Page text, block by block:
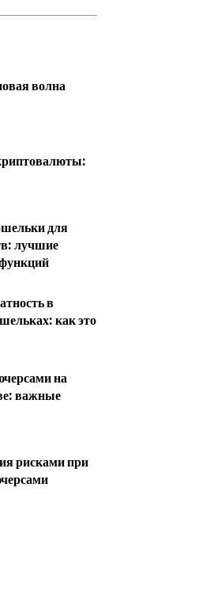
волна
для
лучшие
в
как это
на
важные
рисками при